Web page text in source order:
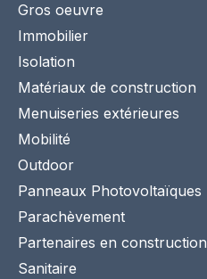
Gros oeuvre
Immobilier
Isolation
Matériaux de construction
Menuiseries extérieures
Mobilité
Outdoor
Panneaux Photovoltaïques
Parachèvement
Partenaires en construction
Sanitaire